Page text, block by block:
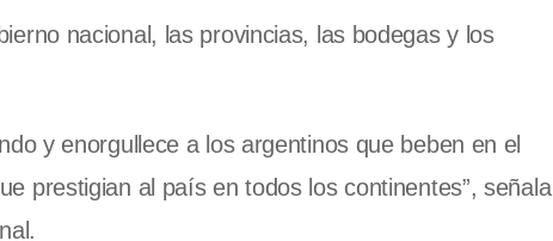
nacional, las provincias, las bodegas y los
y enorgullece a los argentinos que beben en el
prestigian al país en todos los continentes”, señala